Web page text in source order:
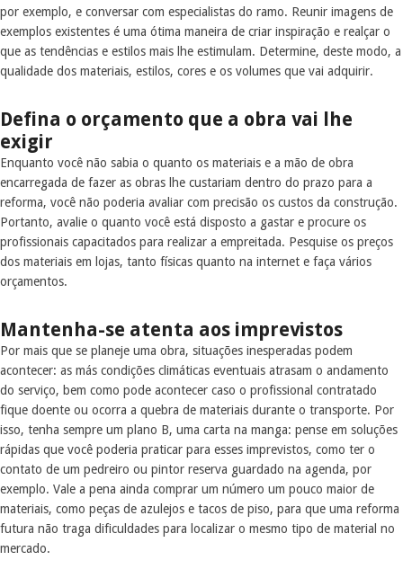
por exemplo, e conversar com especialistas do ramo. Reunir imagens de
exemplos existentes é uma ótima maneira de criar inspiração e realçar o
que as tendências e estilos mais lhe estimulam. Determine, deste modo, a
qualidade dos materiais, estilos, cores e os volumes que vai adquirir.
Defina o orçamento que a obra vai lhe
exigir
Enquanto você não sabia o quanto os materiais e a mão de obra
encarregada de fazer as obras lhe custariam dentro do prazo para a
reforma, você não poderia avaliar com precisão os custos da construção.
Portanto, avalie o quanto você está disposto a gastar e procure os
profissionais capacitados para realizar a empreitada. Pesquise os preços
dos materiais em lojas, tanto físicas quanto na internet e faça vários
orçamentos.
Mantenha-se atenta aos imprevistos
Por mais que se planeje uma obra, situações inesperadas podem
acontecer: as más condições climáticas eventuais atrasam o andamento
do serviço, bem como pode acontecer caso o profissional contratado
fique doente ou ocorra a quebra de materiais durante o transporte. Por
isso, tenha sempre um plano B, uma carta na manga: pense em soluções
rápidas que você poderia praticar para esses imprevistos, como ter o
contato de um pedreiro ou pintor reserva guardado na agenda, por
exemplo. Vale a pena ainda comprar um número um pouco maior de
materiais, como peças de azulejos e tacos de piso, para que uma reforma
futura não traga dificuldades para localizar o mesmo tipo de material no
mercado.